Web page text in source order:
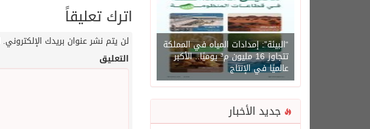
“البيئة”: إمدادات المياه في المملكة
تتجاوز 16 مليون م³ يوميًا.. الأكبر
عالميًا في الإنتاج
جديد الأخبار
اترك تعليقاً
لن يتم نشر عنوان بريدك الإلكتروني.
التعليق